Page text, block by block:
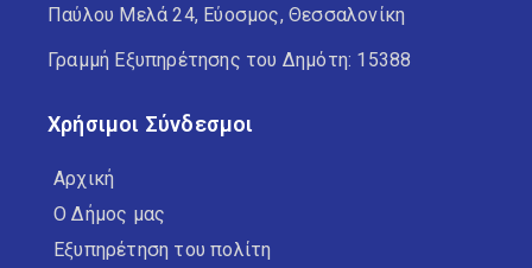
Παύλου Μελά 24, Εύοσμος, Θεσσαλονίκη
Γραμμή Εξυπηρέτησης του Δημότη: 15388
Χρήσιμοι Σύνδεσμοι
Αρχική
Ο Δήμος μας
Εξυπηρέτηση του πολίτη